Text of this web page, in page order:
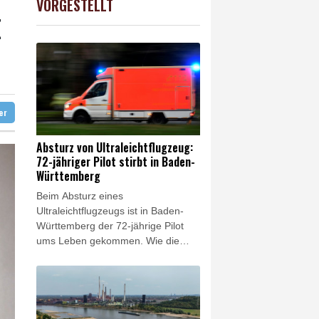
begrüßt sie
Blanche
früh wie nie
0.32%
VORGESTELLT
Absturz von Ultraleichtflugzeug:
72-jähriger Pilot stirbt in Baden-
Württemberg
Beim Absturz eines
Ultraleichtflugzeugs ist in Baden-
Württemberg der 72-jährige Pilot
ums Leben gekommen. Wie die
das Flugzeug am
Samstagnachmittag in der
Gemeinde Dunningen ab. Die
Ursache war noch unklar. Nach